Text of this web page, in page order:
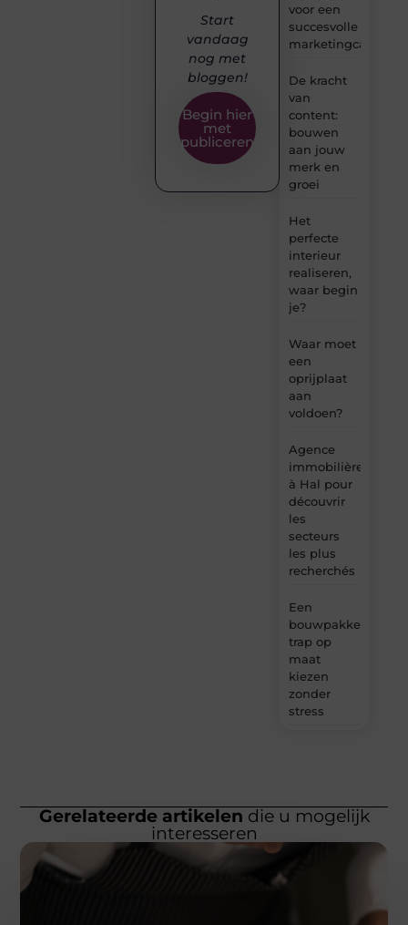
voor een
succesvolle
De kracht
van
content:
bouwen
aan jouw
merk en
groei
Het
perfecte
interieur
realiseren,
waar begin
je?
Waar moet
een
oprijplaat
aan
voldoen?
Agence
immobilière
à Hal pour
découvrir
les
secteurs
les plus
recherchés
Een
bouwpakket
trap op
maat
kiezen
zonder
stress
Start
vandaag
nog met
bloggen!
Begin hier
met
publiceren
Gerelateerde artikelen die u mogelijk
interesseren